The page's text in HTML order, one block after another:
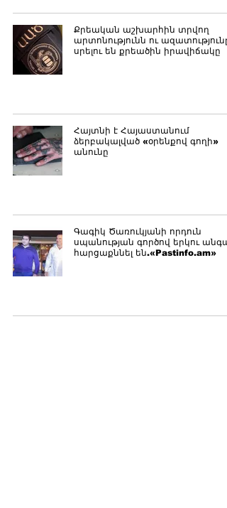
Քրեական աշխարհին տրվող
արտոնությունն ու ազատությունը
սրելու են քրեածին իրավիճակը
Հայտնի է Հայաստանում
ձերբակալված «օրենքով գողի»
անունը
Գագիկ Ծառուկյանի որդուն
սպանության գործով երկու
հարցաքննել են.«Pastinfo.am»